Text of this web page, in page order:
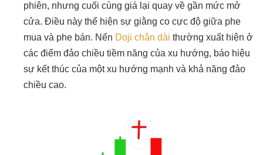
phiên, nhưng cuối cùng giá lại quay về gần mức mở
cửa. Điều này thể hiện sự giằng co cực độ giữa phe
mua và phe bán. Nến Doji chân dài thường xuất hiện ở
các điểm đảo chiều tiềm năng của xu hướng, báo hiệu
sự kết thúc của một xu hướng mạnh và khả năng đảo
chiều cao.